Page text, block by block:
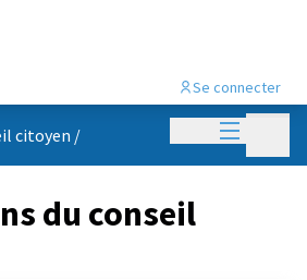
Menu
Se connecter
citoyen /
du conseil